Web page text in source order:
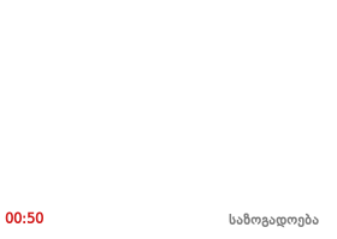
00:50 საზოგადოება